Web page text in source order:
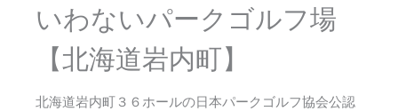
いわないパークゴルフ場
【北海道岩内町】
北海道岩内町３６ホールの日本パークゴルフ協会公認